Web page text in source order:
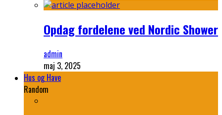
Opdag fordelene ved Nordic Shower
admin
maj 3, 2025
Hus og Have
Random